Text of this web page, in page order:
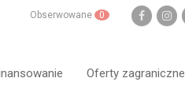
Obserwowane 0
Oferty zagraniczne